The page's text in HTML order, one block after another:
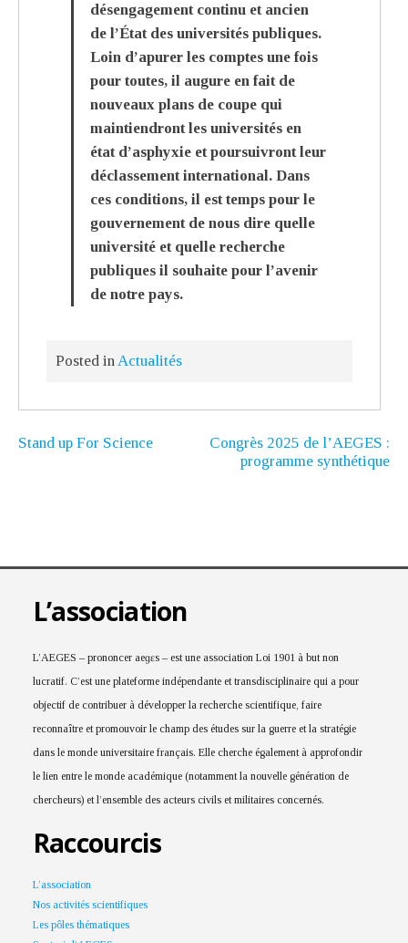
désengagement continu et ancien
de l’État des universités publiques.
Loin d’apurer les comptes une fois
pour toutes, il augure en fait de
nouveaux plans de coupe qui
maintiendront les universités en
état d’asphyxie et poursuivront leur
déclassement international. Dans
ces conditions, il est temps pour le
gouvernement de nous dire quelle
université et quelle recherche
publiques il souhaite pour l’avenir
de notre pays.
Posted inActualités
Stand up For Science
Congrès 2025 de l’AEGES :
programme synthétique
L’association
L’AEGES – prononcer aeɡɛs – est une association Loi 1901 à but non
lucratif. C’est une plateforme indépendante et transdisciplinaire qui a pour
objectif de contribuer à développer la recherche scientifique, faire
reconnaître et promouvoir le champ des études sur la guerre et la stratégie
dans le monde universitaire français. Elle cherche également à approfondir
le lien entre le monde académique (notamment la nouvelle génération de
chercheurs) et l’ensemble des acteurs civils et militaires concernés.
Raccourcis
L’association
Nos activités scientifiques
Les pôles thématiques